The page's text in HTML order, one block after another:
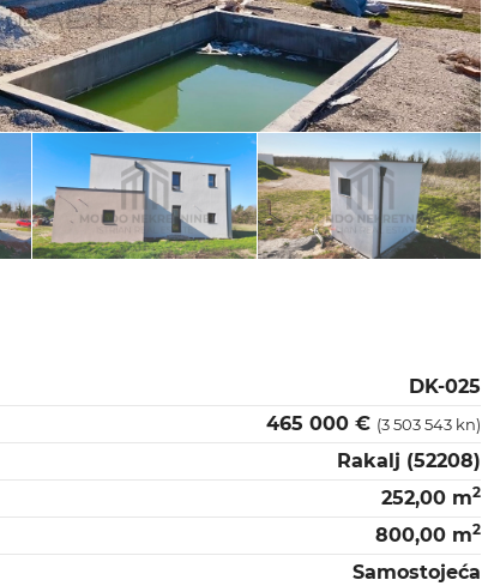
DK-025
465 000 € (3 503 543 kn)
Rakalj (52208)
252,00 m2
800,00 m2
Samostojeća